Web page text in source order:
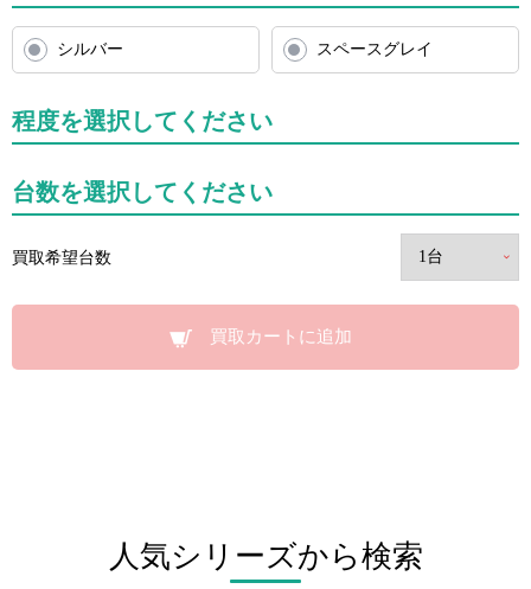
シルバー スペースグレイ
程度を選択してください
台数を選択してください
買取希望台数
買取カートに追加
人気シリーズから検索